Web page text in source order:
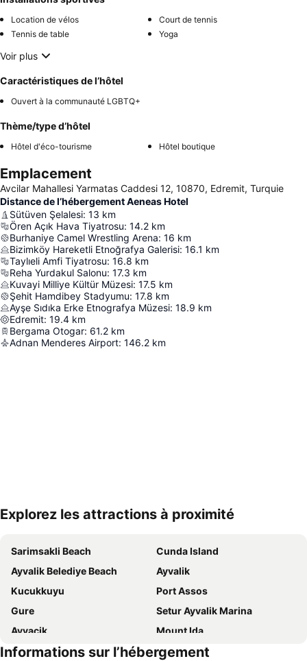
Location de vélos
Court de tennis
Tennis de table
Yoga
Voir plus
Caractéristiques de l’hôtel
Ouvert à la communauté LGBTQ+
Thème/type d’hôtel
Hôtel d'éco-tourisme Hôtel boutique
Emplacement
Avcilar Mahallesi Yarmatas Caddesi 12, 10870, Edremit, Turquie
Distance de l’hébergement Aeneas Hotel
Sütüven Şelalesi: 13 km
Ören Açık Hava Tiyatrosu: 14.2 km
Burhaniye Camel Wrestling Arena: 16 km
Bizimköy Hareketli Etnoğrafya Galerisi: 16.1 km
Taylıeli Amfi Tiyatrosu: 16.8 km
Reha Yurdakul Salonu: 17.3 km
Kuvayi Milliye Kültür Müzesi: 17.5 km
Şehit Hamdibey Stadyumu: 17.8 km
Ayşe Sıdıka Erke Etnografya Müzesi: 18.9 km
Edremit: 19.4 km
Bergama Otogar: 61.2 km
Adnan Menderes Airport: 146.2 km
Explorez les attractions à proximité
Sarimsakli Beach
Cunda Island
Ayvalik Belediye Beach
Ayvalik
Kucukkuyu
Port Assos
Gure
Setur Ayvalik Marina
Ayvacik
Mount Ida
Yesilyurt
Oren Mahallesi Public Beach
Informations sur l’hébergement